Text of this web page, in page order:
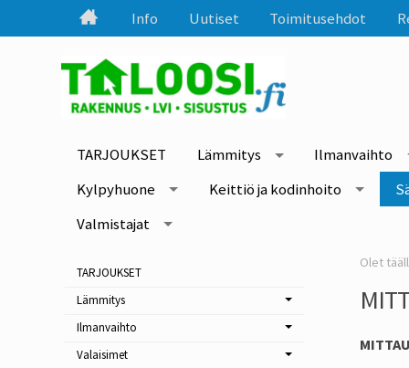
Info Uutiset Toimitusehdot
TARJOUKSET Lämmitys
Ilmanvaihto
Kylpyhuone
Keittiö ja kodinhoito
Valmistajat
TARJOUKSET
Lämmitys
Ilmanvaihto
Valaisimet